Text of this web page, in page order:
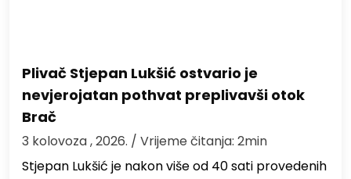
Plivač Stjepan Lukšić ostvario je
nevjerojatan pothvat preplivavši otok
Brač
3 kolovoza , 2026. / Vrijeme čitanja: 2min
St​jepan Lukšić je nakon više od 40 sati provedenih